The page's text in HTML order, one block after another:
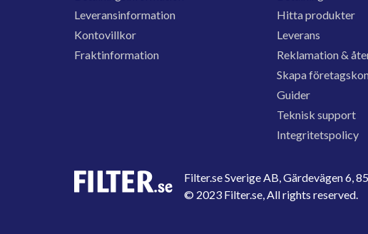
Leveransinformation
Kontovillkor
Fraktinformation
Hitta produkter
Leverans
Reklamation &
Skapa
Guider
Teknisk support
Integritetspolicy
Filter.se Sverige AB, Gärdevägen 6,
© 2023 Filter.se, All rights reserved.